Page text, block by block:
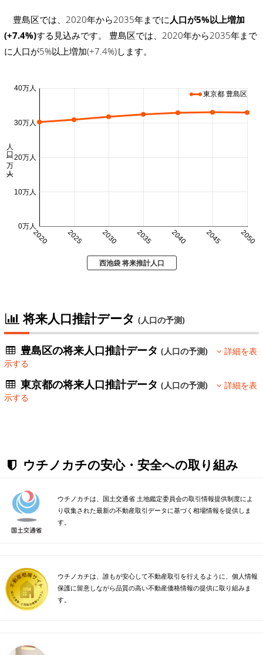
豊島区では、2020年から2035年までに 人口が5%以上増加
(+7.4%)する見込みです。 豊島区では、2020年から2035年まで
に人口が5%以上増加(+7.4%)します。
2020 2025 2030 2035 2040 2045 2050
0万人
10万人
20万人
30万人
40万人
人口 (万人)
東京都 豊島区
西池袋 将来推計人口
将来人口推計データ (人口の予測)
豊島区の将来人口推計データ(人口の予測)
詳細を表
示する
東京都の将来人口推計データ(人口の予測)
詳細を表
示する
ウチノカチの安心・安全への取り組み
ウチノカチは、国土交通省 土地鑑定委員会の取引情報提供制度によ
り収集された最新の不動産取引データに基づく相場情報を提供しま
す。
ウチノカチは、誰もが安心して不動産取引を行えるように、個人情報
保護に留意しながら品質の高い不動産価格情報の提供に取り組みま
す。